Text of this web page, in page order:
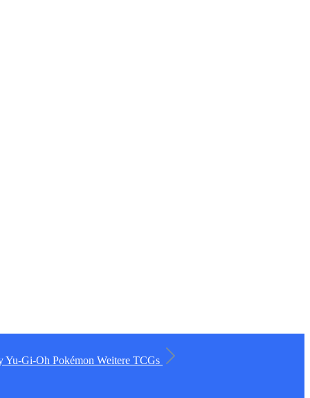
Yu-Gi-Oh Pokémon Weitere TCGs